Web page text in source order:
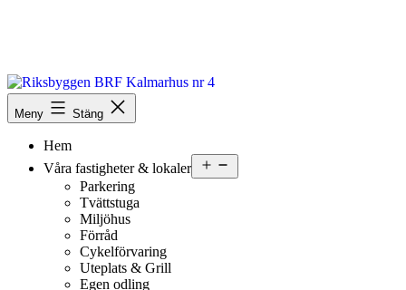
Riksbyggen
BRF
Meny Stäng
Hem
Våra fastigheter & lokaler
meny
Parkering
Tvättstuga
Miljöhus
Förråd
Cykelförvaring
Uteplats & Grill
Egen odling